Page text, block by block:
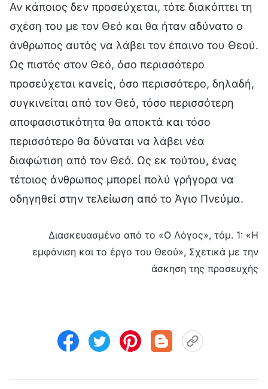
Αν κάποιος δεν προσεύχεται, τότε διακόπτει τη
σχέση του με τον Θεό και θα ήταν αδύνατο ο
άνθρωπος αυτός να λάβει τον έπαινο του Θεού.
Ως πιστός στον Θεό, όσο περισσότερο
προσεύχεται κανείς, όσο περισσότερο, δηλαδή,
συγκινείται από τον Θεό, τόσο περισσότερη
αποφασιστικότητα θα αποκτά και τόσο
περισσότερο θα δύναται να λάβει νέα
διαφώτιση από τον Θεό. Ως εκ τούτου, ένας
τέτοιος άνθρωπος μπορεί πολύ γρήγορα να
οδηγηθεί στην τελείωση από το Άγιο Πνεύμα.
Διασκευασμένο από το «Ο Λόγος», τόμ. 1: «Η
εμφάνιση και το έργο του Θεού», Σχετικά με την
άσκηση της προσευχής